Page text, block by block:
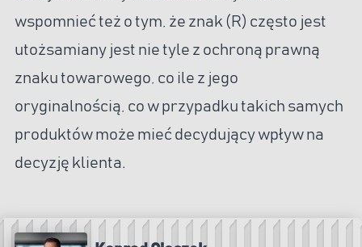
wspomnieć też o tym, że znak (R) często jest
utożsamiany jest nie tyle z ochroną prawną
znaku towarowego, co ile z jego
oryginalnością, co w przypadku takich samych
produktów może mieć decydujący wpływ na
decyzję klienta.